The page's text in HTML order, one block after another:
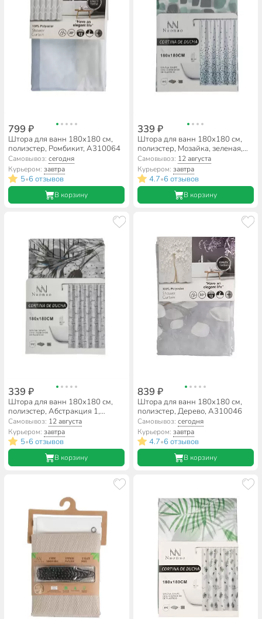
799 ₽
Штора для ванн 180х180 см,
полиэстер, Ромбикит, A310064
Самовывоз:сегодня
Курьером:завтра
5•6 отзывов
В корзину
339 ₽
Штора для ванн 180х180 см,
полиэстер, Мозайка, зеленая,
A310061
Самовывоз: 12 августа
Курьером: завтра
4.7•6 отзывов
В корзину
339 ₽
Штора для ванн 180х180 см,
полиэстер, Абстракция 1,
A310057
Самовывоз: 12 августа
Курьером:завтра
5•6 отзывов
В корзину
839 ₽
Штора для ванн 180х180 см,
полиэстер, Дерево, A310046
Самовывоз: сегодня
Курьером: завтра
4.7•6 отзывов
В корзину